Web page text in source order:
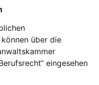
über die
eingesehen